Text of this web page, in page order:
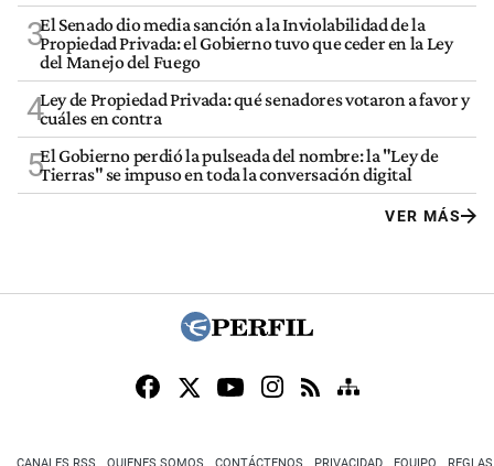
3El Senado dio media sanción a la Inviolabilidad de la
Propiedad Privada: el Gobierno tuvo que ceder en la Ley
del Manejo del Fuego
4Ley de Propiedad Privada: qué senadores votaron a favor y
cuáles en contra
5El Gobierno perdió la pulseada del nombre: la "Ley de
Tierras" se impuso en toda la conversación digital
VER MÁS